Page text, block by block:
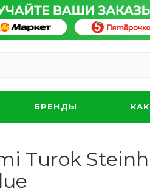
БРЕНДЫ
Turok